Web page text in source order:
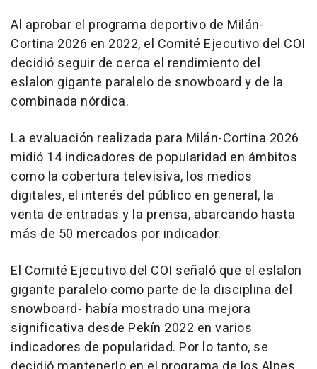
Al aprobar el programa deportivo de Milán-
Cortina 2026 en 2022, el Comité Ejecutivo del COI
decidió seguir de cerca el rendimiento del
eslalon gigante paralelo de snowboard y de la
combinada nórdica.
La evaluación realizada para Milán-Cortina 2026
midió 14 indicadores de popularidad en ámbitos
como la cobertura televisiva, los medios
digitales, el interés del público en general, la
venta de entradas y la prensa, abarcando hasta
más de 50 mercados por indicador.
El Comité Ejecutivo del COI señaló que el eslalon
gigante paralelo como parte de la disciplina del
snowboard- había mostrado una mejora
significativa desde Pekín 2022 en varios
indicadores de popularidad. Por lo tanto, se